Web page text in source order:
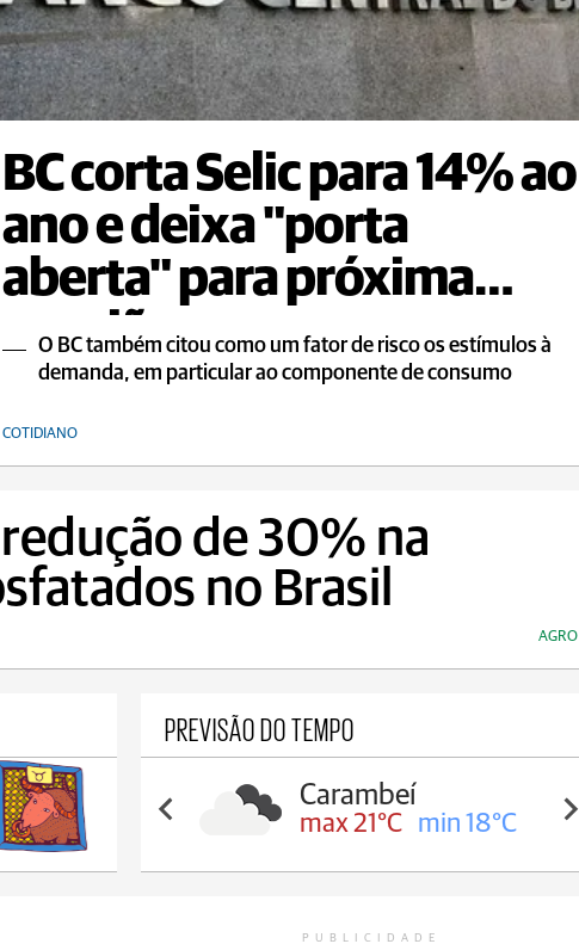
BC corta Selic para 14% ao
ano e deixa "porta
aberta" para próxima
reunião
O BC também citou como um fator de risco os estímulos à
demanda, em particular ao componente de consumo
COTIDIANO
de 30% na
no Brasil
AGRO
PREVISÃO DO TEMPO
Carambeí
max 21°C min 18°C
PUBLICIDADE